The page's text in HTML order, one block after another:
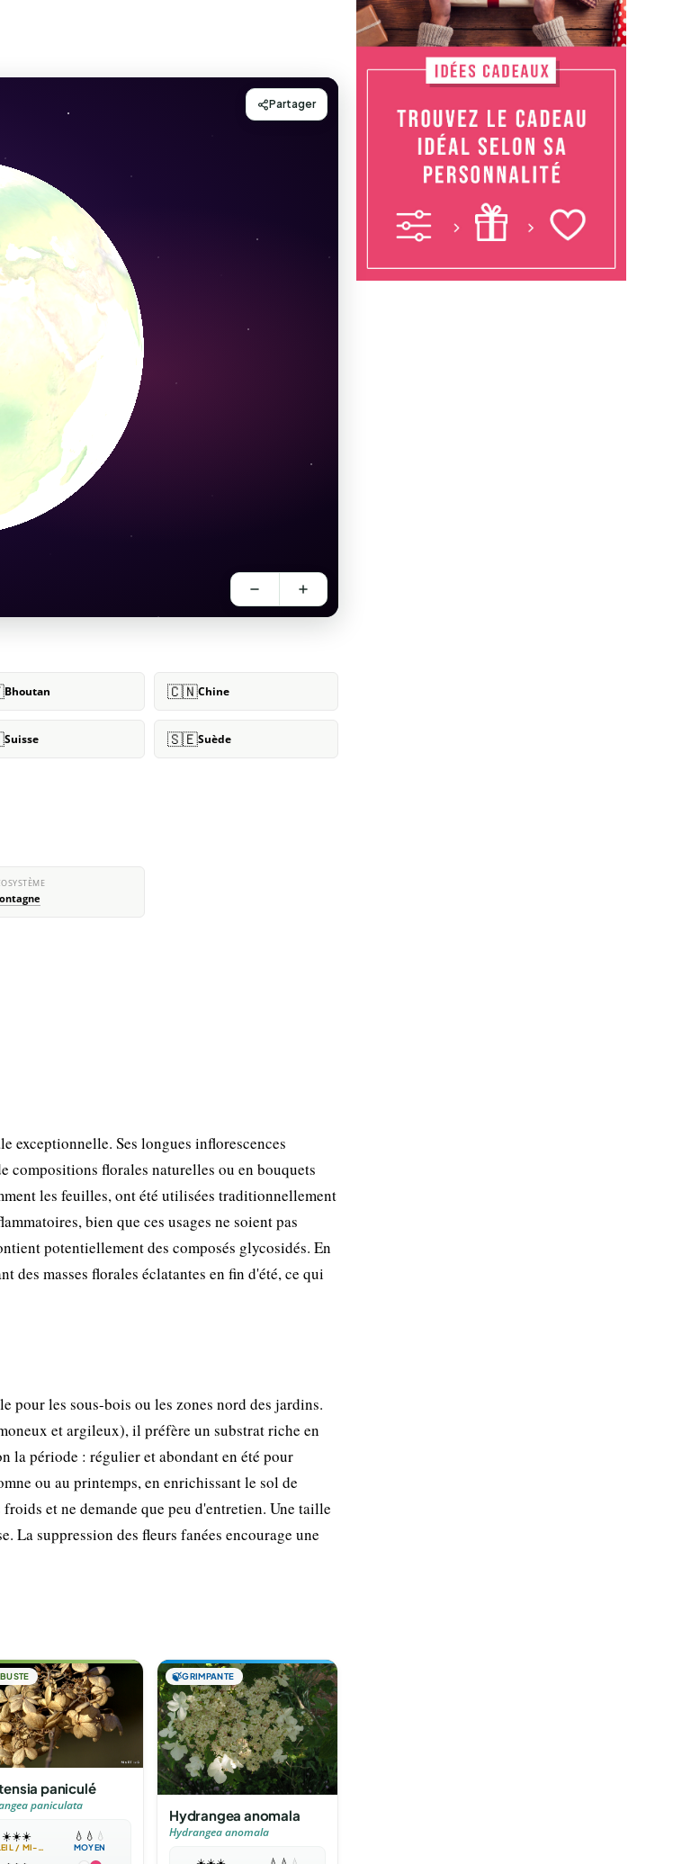
Bhoutan 🇨🇳Chine
Suisse 🇸🇪Suède
exceptionnelle. Ses longues inflorescences
compositions florales naturelles ou en bouquets
les feuilles, ont été utilisées traditionnellement
bien que ces usages ne soient pas
potentiellement des composés glycosidés. En
des masses florales éclatantes en fin d'été, ce qui
pour les sous-bois ou les zones nord des jardins.
et argileux), il préfère un substrat riche en
la période : régulier et abondant en été pour
ou au printemps, en enrichissant le sol de
et ne demande que peu d'entretien. Une taille
La suppression des fleurs fanées encourage une
paniculé
paniculata
☀️☀️☀️
SOLEIL / MI-OMBRE
💧 💧 💧
MOYEN
🍃GRIMPANTE
Hydrangea anomala
Hydrangea anomala